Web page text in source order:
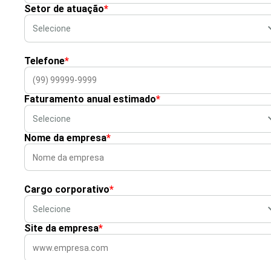
Setor de atuação*
Telefone*
Faturamento anual estimado*
Nome da empresa*
Cargo corporativo*
Site da empresa*